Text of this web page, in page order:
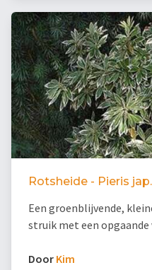
Rotsheide - Pieris
Een groenblijvende,
struik met een opgaande
Door Kim